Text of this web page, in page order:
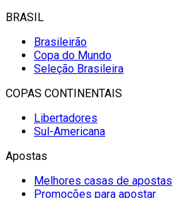
BRASIL
Brasileirão
Copa do Mundo
Seleção Brasileira
COPAS CONTINENTAIS
Libertadores
Sul-Americana
Apostas
Melhores casas de apostas
Promoções para apostar